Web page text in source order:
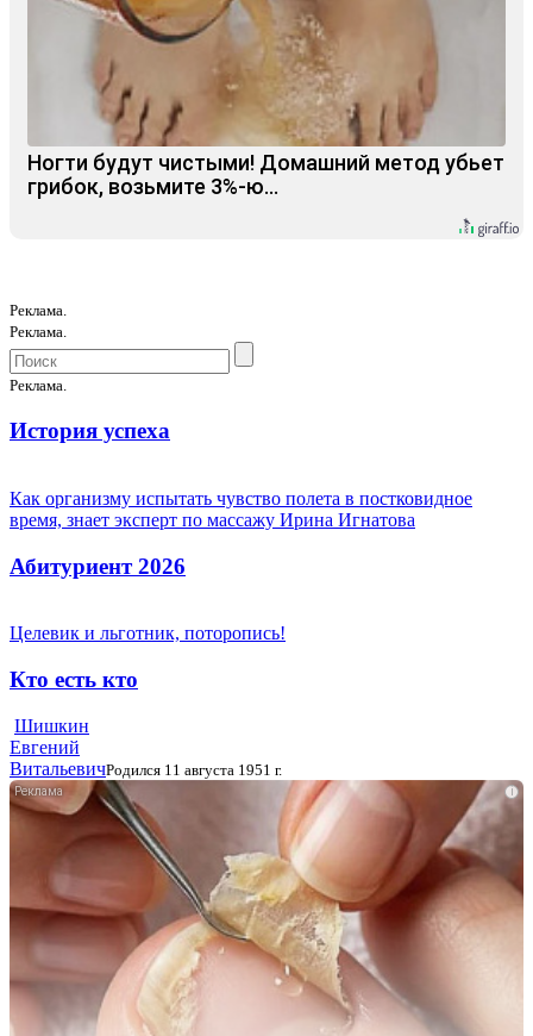
Ногти будут чистыми! Домашний метод убьет
грибок, возьмите 3%-ю…
Реклама.
Реклама.
Реклама.
История успеха
Как организму испытать чувство полета в постковидное
время, знает эксперт по массажу Ирина Игнатова
Абитуриент 2026
Целевик и льготник, поторопись!
Кто есть кто
Шишкин
Евгений
ВитальевичРодился 11 августа 1951 г.
i